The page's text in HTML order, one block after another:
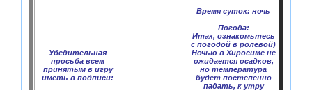
Убедительная
просьба всем
принятым в игру
иметь в подписи:
Время суток: ночь
Погода:
Итак, ознакомьтесь
с погодой в ролевой)
Ночью в Хиросиме не
ожидается осадков,
но температура
будет постепенно
падать, к утру